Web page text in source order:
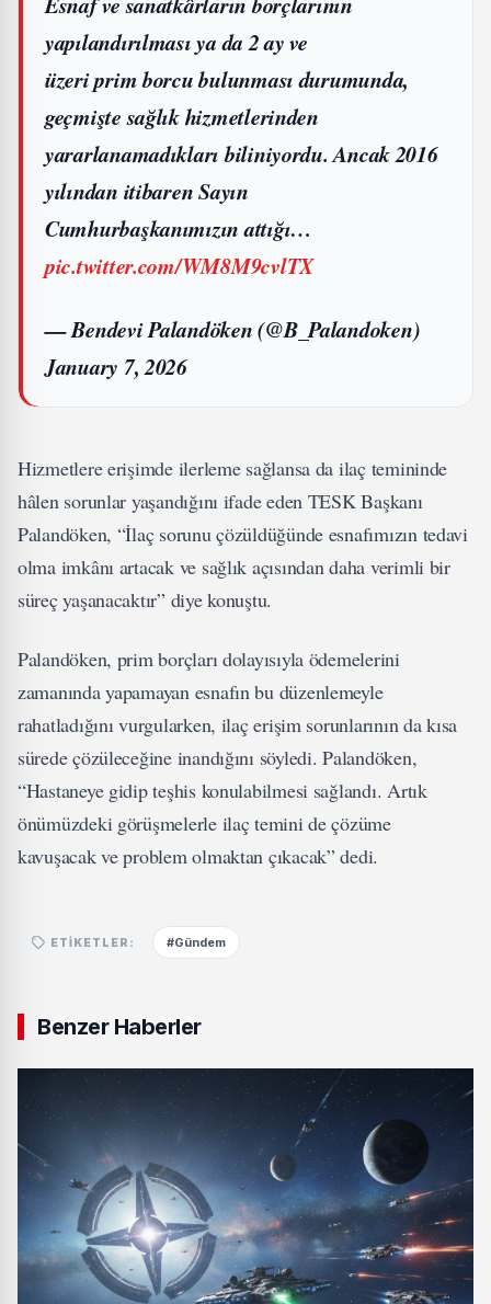
yapılandırılması ya da 2 ay ve
üzeri prim borcu bulunması durumunda,
geçmişte sağlık hizmetlerinden
yararlanamadıkları biliniyordu. Ancak 2016
yılından itibaren Sayın
Cumhurbaşkanımızın attığı…
pic.twitter.com/WM8M9cvlTX
— Bendevi Palandöken (@B_Palandoken)
January 7, 2026
Hizmetlere erişimde ilerleme sağlansa da ilaç temininde
hâlen sorunlar yaşandığını ifade eden TESK Başkanı
Palandöken, “İlaç sorunu çözüldüğünde esnafımızın tedavi
olma imkânı artacak ve sağlık açısından daha verimli bir
süreç yaşanacaktır” diye konuştu.
Palandöken, prim borçları dolayısıyla ödemelerini
zamanında yapamayan esnafın bu düzenlemeyle
rahatladığını vurgularken, ilaç erişim sorunlarının da kısa
sürede çözüleceğine inandığını söyledi. Palandöken,
“Hastaneye gidip teşhis konulabilmesi sağlandı. Artık
önümüzdeki görüşmelerle ilaç temini de çözüme
kavuşacak ve problem olmaktan çıkacak” dedi.
ETIKETLER: #Gündem
Benzer Haberler